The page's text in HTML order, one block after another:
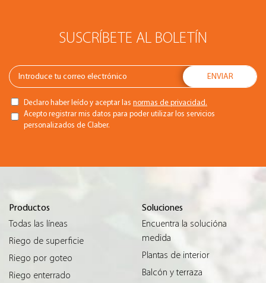
SUSCRÍBETE AL BOLETÍN
Declaro haber leído y aceptar las normas de privacidad.
Acepto registrar mis datos para poder utilizar los servicios
personalizados de Claber.
Productos
Todas las líneas
Riego de superficie
Riego por goteo
Riego enterrado
Soluciones
Encuentra la solucióna
medida
Plantas de interior
Balcón y terraza